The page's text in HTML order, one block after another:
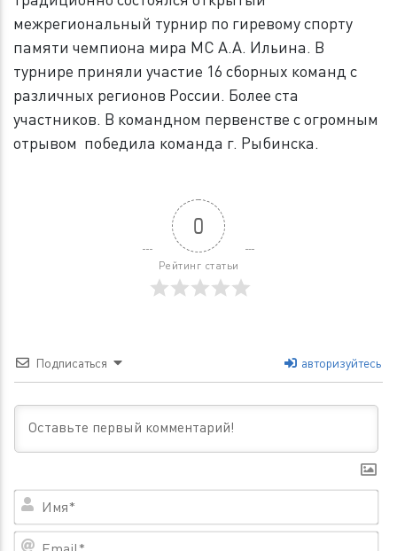
межрегиональный турнир по гиревому спорту
памяти чемпиона мира МС А.А. Ильина. В
турнире приняли участие 16 сборных команд с
различных регионов России. Более ста
участников. В командном первенстве с огромным
отрывом победила команда г. Рыбинска.
0
Рейтинг статьи
Подписаться авторизуйтесь